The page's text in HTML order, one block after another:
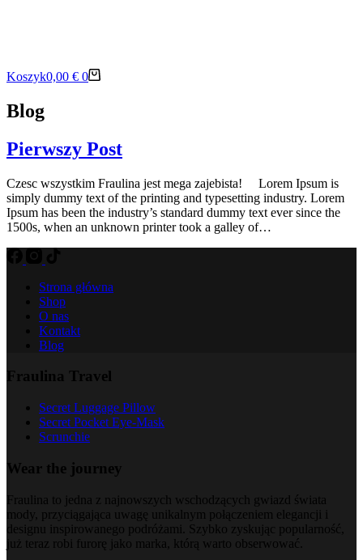
Koszyk0,00 € 0
Blog
Pierwszy Post
Czesc wszystkim Fraulina jest mega zajebista! Lorem Ipsum is
simply dummy text of the printing and typesetting industry. Lorem
Ipsum has been the industry’s standard dummy text ever since the
1500s, when an unknown printer took a galley of…
Strona główna
Shop
O nas
Kontakt
Blog
Fraulina Travel
Secret Luggage Pillow
Secret Pocket Eye-Mask
Scrunchie
Wear the journey
Fraulina to jedna z najnowszych wschodzących gwiazd świata
mody, przyciągająca uwagę unikalnym połączeniem elegancji i
designu inspirowanego podróżami. Szybko zyskując popularność,
już teraz robi furorę jako marka, którą warto obserwować.